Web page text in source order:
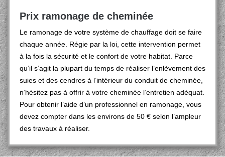
Prix ramonage de cheminée
Le ramonage de votre système de chauffage doit se faire
chaque année. Régie par la loi, cette intervention permet
à la fois la sécurité et le confort de votre habitat. Parce
qu’il s’agit la plupart du temps de réaliser l’enlèvement des
suies et des cendres à l’intérieur du conduit de cheminée,
n’hésitez pas à offrir à votre cheminée l’entretien adéquat.
Pour obtenir l’aide d’un professionnel en ramonage, vous
devez compter dans les environs de 50 € selon l’ampleur
des travaux à réaliser.